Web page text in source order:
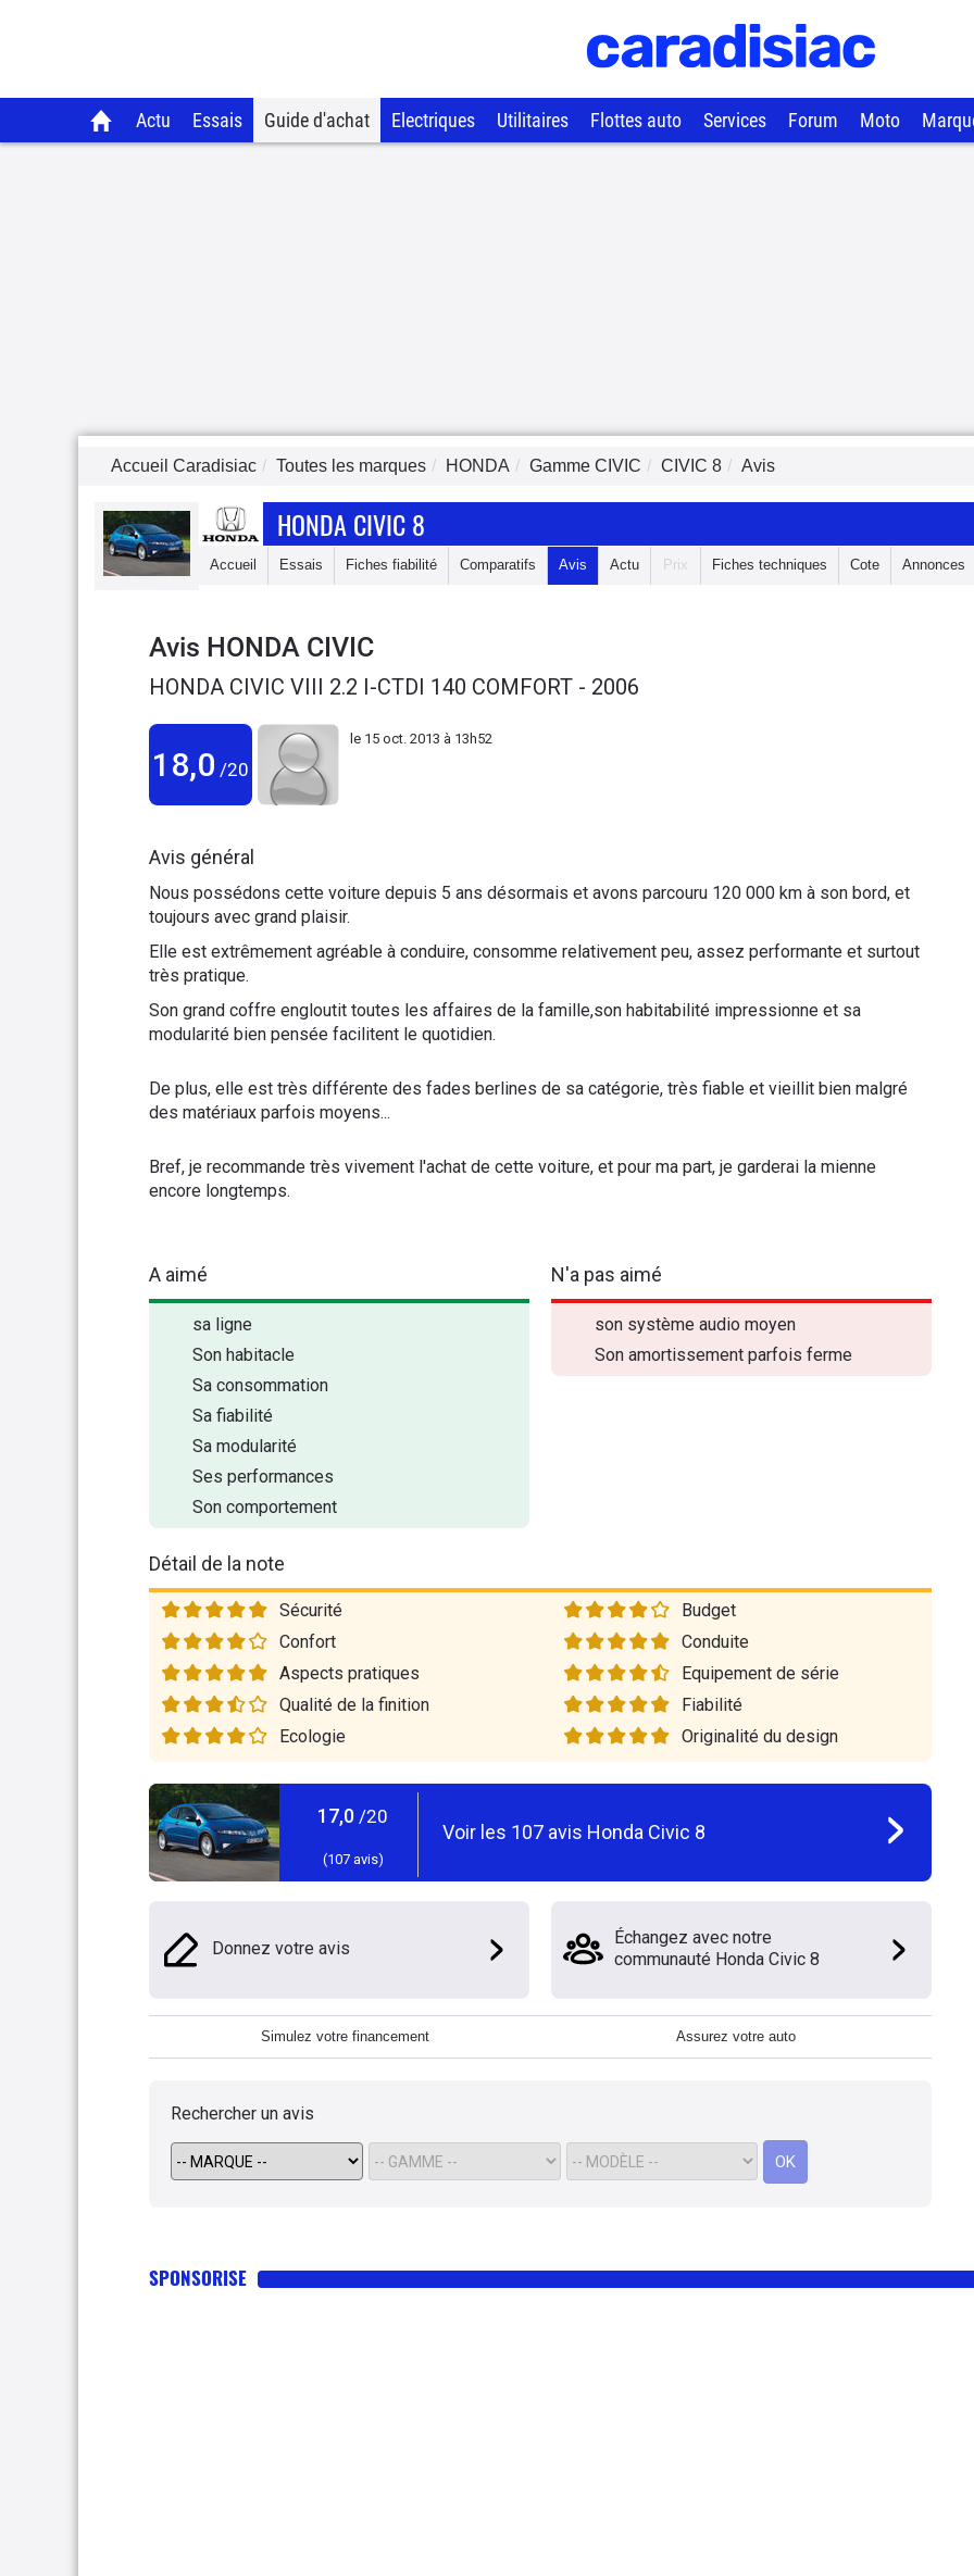
Actu Essais Guide d'achat Electriques Utilitaires Flottes auto Services Forum Moto
Accueil Caradisiac Toutes les marques HONDA Gamme CIVIC CIVIC 8 Avis
HONDA CIVIC 8
Accueil Essais Fiches fiabilité Comparatifs Avis Actu Prix Fiches techniques Cote Annonces
Avis HONDA CIVIC
HONDA CIVIC VIII 2.2 I-CTDI 140 COMFORT - 2006
18,0 /20
le 15 oct. 2013 à 13h52
Avis général
Nous possédons cette voiture depuis 5 ans désormais et avons parcouru 120 000 km à son bord, et
toujours avec grand plaisir.
Elle est extrêmement agréable à conduire, consomme relativement peu, assez performante et surtout
très pratique.
Son grand coffre engloutit toutes les affaires de la famille,son habitabilité impressionne et sa
modularité bien pensée facilitent le quotidien.
De plus, elle est très différente des fades berlines de sa catégorie, très fiable et vieillit bien malgré
des matériaux parfois moyens...
Bref, je recommande très vivement l'achat de cette voiture, et pour ma part, je garderai la mienne
encore longtemps.
A aimé
sa ligne
Son habitacle
Sa consommation
Sa fiabilité
Sa modularité
Ses performances
Son comportement
N'a pas aimé
son système audio moyen
Son amortissement parfois ferme
Détail de la note
Sécurité
Budget
Confort
Conduite
Aspects pratiques
Equipement de série
Qualité de la finition
Fiabilité
Ecologie
Originalité du design
17,0 /20
(107avis)
Voir les 107 avis Honda Civic 8
Donnez votre avis
Échangez avec notre
communauté Honda Civic 8
Simulez votre financement Assurez votre auto
Rechercher un avis
OK
SPONSORISE